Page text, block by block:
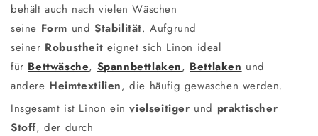
behält auch nach vielen Wäschen
seine Form undStabilität. Aufgrund
seiner Robustheit eignet sich Linon ideal
für Bettwäsche, Spannbettlaken, Bettlaken und
andere Heimtextilien, die häufig gewaschen werden.
Insgesamt ist Linon einvielseitiger und praktischer
Stoff, der durch